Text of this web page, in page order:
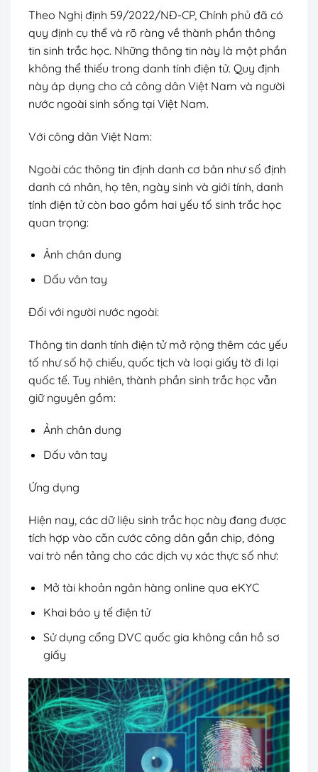
Theo Nghị định 59/2022/NĐ-CP, Chính phủ đã có
quy định cụ thể và rõ ràng về thành phần thông
tin sinh trắc học. Những thông tin này là một phần
không thể thiếu trong danh tính điện tử. Quy định
này áp dụng cho cả công dân Việt Nam và người
nước ngoài sinh sống tại Việt Nam.
Với công dân Việt Nam:
Ngoài các thông tin định danh cơ bản như số định
danh cá nhân, họ tên, ngày sinh và giới tính, danh
tính điện tử còn bao gồm hai yếu tố sinh trắc học
quan trọng:
Ảnh chân dung
Dấu vân tay
Đối với người nước ngoài:
Thông tin danh tính điện tử mở rộng thêm các yếu
tố như số hộ chiếu, quốc tịch và loại giấy tờ đi lại
quốc tế. Tuy nhiên, thành phần sinh trắc học vẫn
giữ nguyên gồm:
Ảnh chân dung
Dấu vân tay
Ứng dụng
Hiện nay, các dữ liệu sinh trắc học này đang được
tích hợp vào căn cước công dân gắn chip, đóng
vai trò nền tảng cho các dịch vụ xác thực số như:
Mở tài khoản ngân hàng online qua eKYC
Khai báo y tế điện tử
Sử dụng cổng DVC quốc gia không cần hồ sơ
giấy